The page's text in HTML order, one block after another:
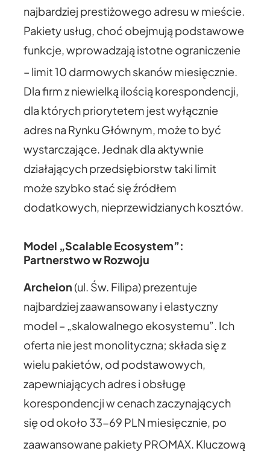
najbardziej prestiżowego adresu w mieście.
Pakiety usług, choć obejmują podstawowe
funkcje, wprowadzają istotne ograniczenie
– limit 10 darmowych skanów miesięcznie.
Dla firm z niewielką ilością korespondencji,
dla których priorytetem jest wyłącznie
adres na Rynku Głównym, może to być
wystarczające. Jednak dla aktywnie
działających przedsiębiorstw taki limit
może szybko stać się źródłem
dodatkowych, nieprzewidzianych kosztów.
Model „Scalable Ecosystem”:
Partnerstwo w Rozwoju
Archeion (ul. Św. Filipa) prezentuje
najbardziej zaawansowany i elastyczny
model – „skalowalnego ekosystemu”. Ich
oferta nie jest monolityczna; składa się z
wielu pakietów, od podstawowych,
zapewniających adres i obsługę
korespondencji w cenach zaczynających
się od około 33-69 PLN miesięcznie, po
zaawansowane pakiety PROMAX. Kluczową